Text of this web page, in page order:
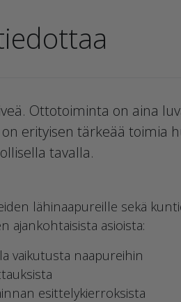
Ottotoiminta on aina
erityisen tärkeää toimia
tavalla.
lähinaapureille sekä
ajankohtaisista asioista:
vaikutusta naapureihin
esittelykierroksista